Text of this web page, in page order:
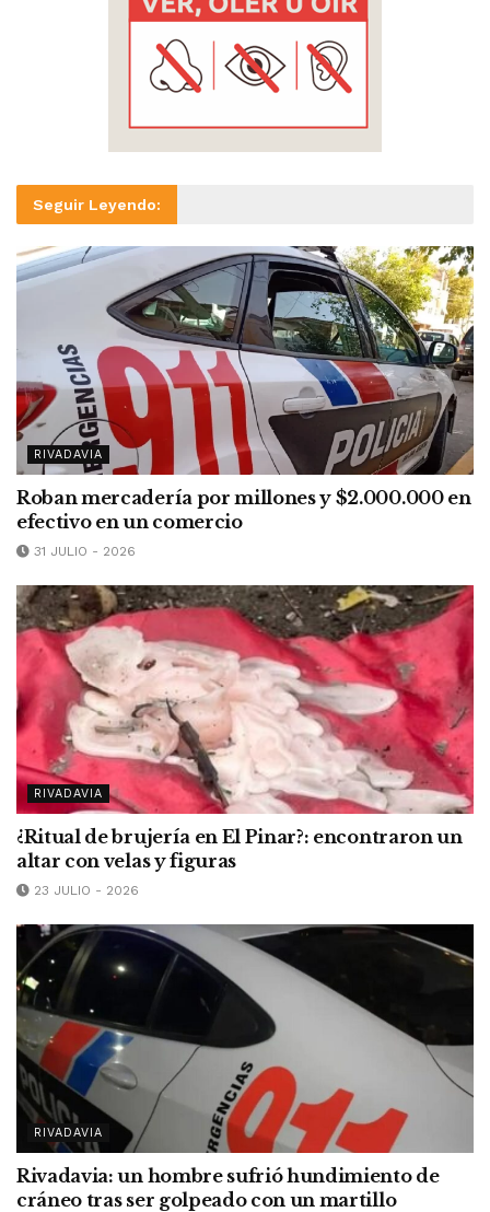
Seguir Leyendo:
RIVADAVIA
Roban mercadería por millones y $2.000.000 en
efectivo en un comercio
31 JULIO - 2026
RIVADAVIA
¿Ritual de brujería en El Pinar?: encontraron un
altar con velas y figuras
23 JULIO - 2026
RIVADAVIA
Rivadavia: un hombre sufrió hundimiento de
cráneo tras ser golpeado con un martillo